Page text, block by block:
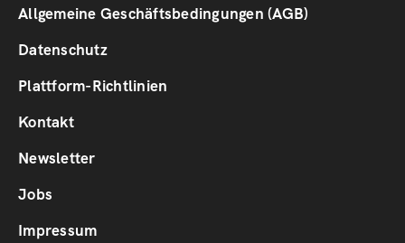
Footer
1
Allgemeine Geschäftsbedingungen (AGB)
Datenschutz
Plattform-Richtlinien
Footer
2
Kontakt
Newsletter
Jobs
Impressum